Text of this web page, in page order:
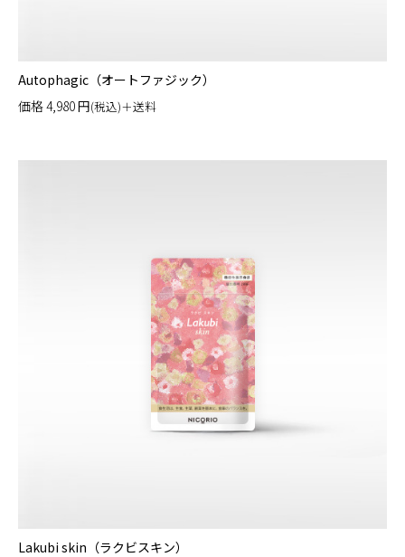
Autophagic（オートファジック）
価格4,980円(税込)＋送料
Lakubi skin（ラクビスキン）